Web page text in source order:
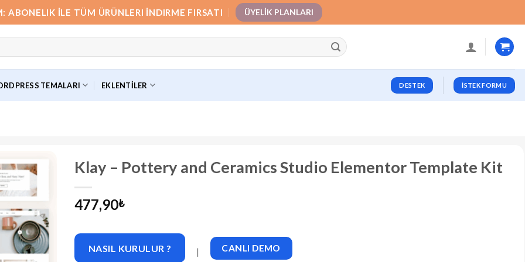
ABONELIK İLE TÜM ÜRÜNLERI İNDIRME FIRSATI ÜYELIK PLANLARI
TEMALARI EKLENTILER DESTEK İSTEK FORMU
Klay – Pottery and Ceramics Studio Elementor Template Kit
477,90₺
NASIL KURULUR ? | CANLI DEMO